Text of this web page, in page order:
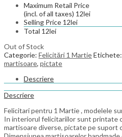
Maximum Retail Price
(incl. of all taxes) 12lei
Selling Price 12lei
Total 12lei
Out of Stock
Categorie: Felicitări 1 MartieEtichete:
martisoare, pictate
Descriere
Descriere
Felicitari pentru 1 Martie , modelele
In interiorul felicitariilor sunt printate
martisoare diverse, pictate pe suport